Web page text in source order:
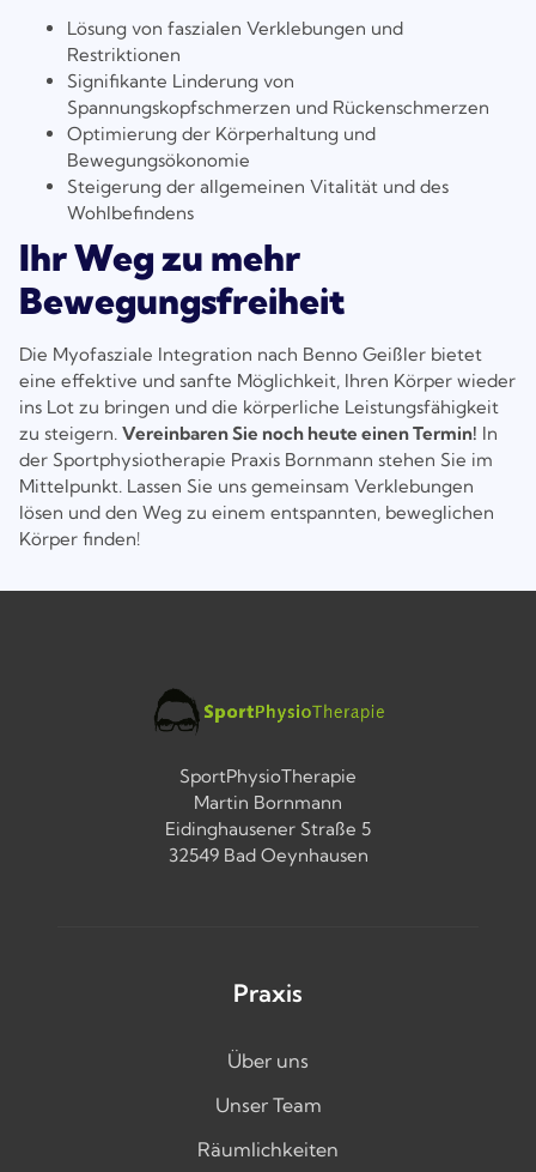
Lösung von faszialen Verklebungen und
Restriktionen
Signifikante Linderung von
Spannungskopfschmerzen und Rückenschmerzen
Optimierung der Körperhaltung und
Bewegungsökonomie
Steigerung der allgemeinen Vitalität und des
Wohlbefindens
Ihr Weg zu mehr
Bewegungsfreiheit
Die Myofasziale Integration nach Benno Geißler bietet
eine effektive und sanfte Möglichkeit, Ihren Körper wieder
ins Lot zu bringen und die körperliche Leistungsfähigkeit
zu steigern. Vereinbaren Sie noch heute einen Termin! In
der Sportphysiotherapie Praxis Bornmann stehen Sie im
Mittelpunkt. Lassen Sie uns gemeinsam Verklebungen
lösen und den Weg zu einem entspannten, beweglichen
Körper finden!
SportPhysioTherapie
Martin Bornmann
Eidinghausener Straße 5
32549 Bad Oeynhausen
Praxis
Über uns
Unser Team
Räumlichkeiten